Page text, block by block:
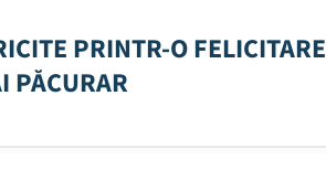
PRINTR-O FELICITARE
PĂCURAR